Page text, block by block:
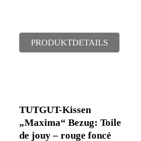
PRODUKTDETAILS
TUTGUT-Kissen
„Maxima“ Bezug: Toile
de jouy – rouge foncé